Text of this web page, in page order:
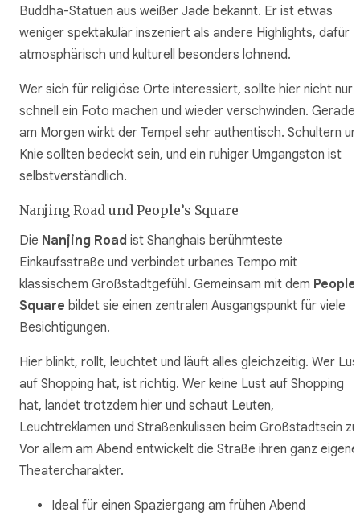
Buddha-Statuen aus weißer Jade bekannt. Er ist etwas
weniger spektakulär inszeniert als andere Highlights, dafür
atmosphärisch und kulturell besonders lohnend.
Wer sich für religiöse Orte interessiert, sollte hier nicht nur
schnell ein Foto machen und wieder verschwinden. Gerade
am Morgen wirkt der Tempel sehr authentisch. Schultern
Knie sollten bedeckt sein, und ein ruhiger Umgangston ist
selbstverständlich.
Nanjing Road und People’s Square
Die Nanjing Road ist Shanghais berühmteste
Einkaufsstraße und verbindet urbanes Tempo mit
klassischem Großstadtgefühl. Gemeinsam mit dem
Square bildet sie einen zentralen Ausgangspunkt für viele
Besichtigungen.
Hier blinkt, rollt, leuchtet und läuft alles gleichzeitig. Wer
auf Shopping hat, ist richtig. Wer keine Lust auf Shopping
hat, landet trotzdem hier und schaut Leuten,
Leuchtreklamen und Straßenkulissen beim Großstadtsein
Vor allem am Abend entwickelt die Straße ihren ganz
Theatercharakter.
Ideal für einen Spaziergang am frühen Abend